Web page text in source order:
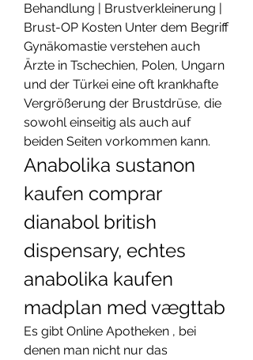
Behandlung | Brustverkleinerung |
Brust-OP Kosten Unter dem Begriff
Gynäkomastie verstehen auch
Ärzte in Tschechien, Polen, Ungarn
und der Türkei eine oft krankhafte
Vergrößerung der Brustdrüse, die
sowohl einseitig als auch auf
beiden Seiten vorkommen kann.
Anabolika sustanon
kaufen comprar
dianabol british
dispensary, echtes
anabolika kaufen
madplan med vægttab
Es gibt Online Apotheken , bei
denen man nicht nur das